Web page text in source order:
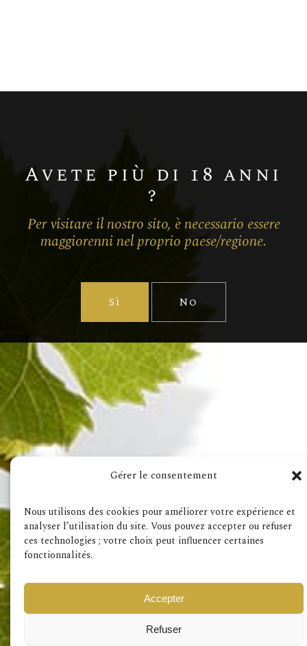
Gérer le consentement
Nous utilisons des cookies pour améliorer votre expérience et
analyser l’utilisation du site. Vous pouvez accepter ou refuser
ces technologies ; votre choix peut influencer certaines
fonctionnalités.
Accepter
Refuser
Avete più di 18 anni
?
Per visitare il nostro sito, è necessario essere
maggiorenni nel proprio paese/regione.
Sì No
Chardonnay
Visita anche